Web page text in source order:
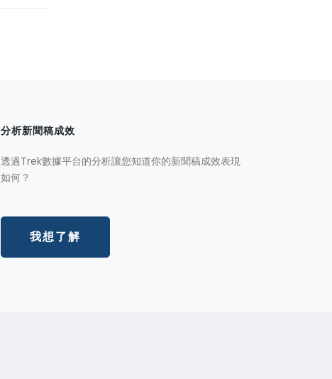
分析新聞稿成效
透過Trek數據平台的分析讓您知道你的新聞稿成效表現
如何？
我想了解